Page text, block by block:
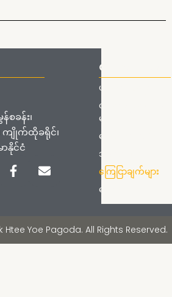
စခန်း၊
ျိုက်ထိုခရိုင်၊
ာနိုင်ငံ
Facebook-
f
Envelope
Quick Links
ပင်မစာမျက်နှာ
တက်ရောက်ရန်လမ်း
များ
စေတီတော်သမိုင်း
ဘုရားစေတီများ
ကြေငြာချက်များ
ဓာတ်ပုံများ
Yoe Pagoda. All Rights Reserved.